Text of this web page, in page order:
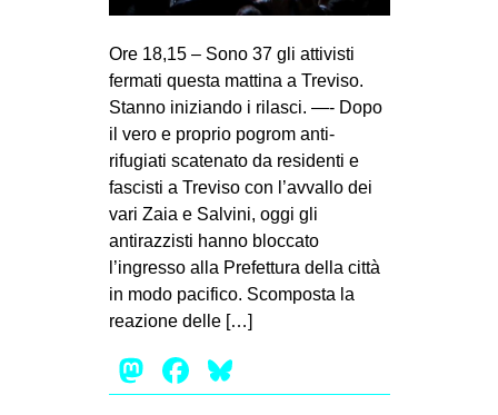
Ore 18,15 – Sono 37 gli attivisti
fermati questa mattina a Treviso.
Stanno iniziando i rilasci. —- Dopo
il vero e proprio pogrom anti-
rifugiati scatenato da residenti e
fascisti a Treviso con l’avvallo dei
vari Zaia e Salvini, oggi gli
antirazzisti hanno bloccato
l’ingresso alla Prefettura della città
in modo pacifico. Scomposta la
reazione delle […]
Mastodon
Facebook